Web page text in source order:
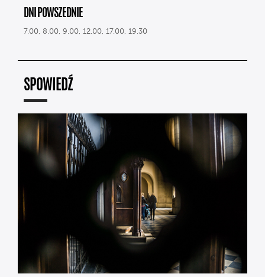
DNI POWSZEDNIE
7.00, 8.00, 9.00, 12.00, 17.00, 19.30
SPOWIEDŹ